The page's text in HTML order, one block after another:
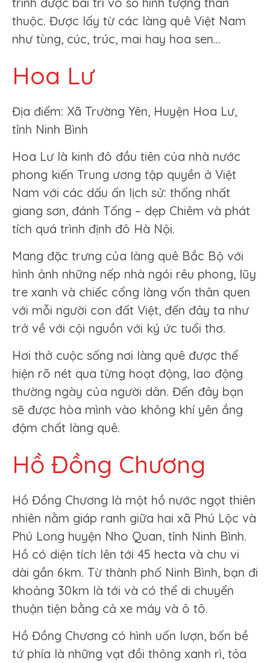
thuộc. Được lấy từ các làng quê Việt Nam
như tùng, cúc, trúc, mai hay hoa sen…
Hoa Lư
Địa điểm: Xã Trường Yên, Huyện Hoa Lư,
tỉnh Ninh Bình
Hoa Lư là kinh đô đầu tiên của nhà nước
phong kiến Trung ương tập quyền ở Việt
Nam với các dấu ấn lịch sử: thống nhất
giang sơn, đánh Tống – dẹp Chiêm và phát
tích quá trình định đô Hà Nội.
Mang đặc trưng của làng quê Bắc Bộ với
hình ảnh những nếp nhà ngói rêu phong, lũy
tre xanh và chiếc cổng làng vốn thân quen
với mỗi người con đất Việt, đến đây ta như
trở về với cội nguồn với ký ức tuổi thơ.
Hơi thở cuộc sống nơi làng quê được thể
hiện rõ nét qua từng hoạt động, lao động
thường ngày của người dân. Đến đây bạn
sẽ được hòa mình vào không khí yên ắng
đậm chất làng quê.
Hồ Đồng Chương
Hồ Đồng Chương là một hồ nước ngọt thiên
nhiên nằm giáp ranh giữa hai xã Phú Lộc và
Phú Long huyện Nho Quan, tỉnh Ninh Bình.
Hồ có diện tích lên tới 45 hecta và chu vi
dài gần 6km. Từ thành phố Ninh Bình, bạn đi
khoảng 30km là tới và có thể di chuyển
thuận tiện bằng cả xe máy và ô tô.
Hồ Đồng Chương có hình uốn lượn, bốn bề
tứ phía là những vạt đồi thông xanh rì, tỏa